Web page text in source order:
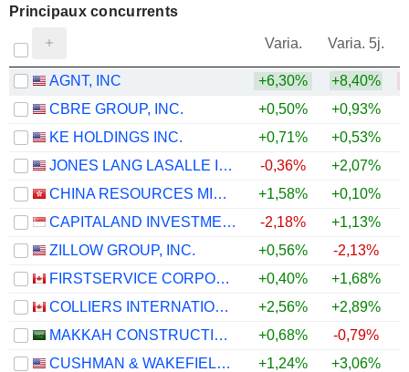
Principaux concurrents
Varia. Varia. 5j.
AGNT, INC
+6,30% +8,40%
CBRE GROUP, INC.
+0,50% +0,93%
KE HOLDINGS INC.
+0,71% +0,53%
JONES LANG LASALLE INCORPORATED
-0,36% +2,07%
CHINA RESOURCES MIXC LIFESTYLE SERVICES LIMITED
+1,58% +0,10%
CAPITALAND INVESTMENT LIMITED
-2,18% +1,13%
ZILLOW GROUP, INC.
+0,56% -2,13%
FIRSTSERVICE CORPORATION
+0,40% +1,68%
COLLIERS INTERNATIONAL GROUP INC.
+2,56% +2,89%
MAKKAH CONSTRUCTION AND DEVELOPMENT COMPANY
+0,68% -0,79%
CUSHMAN & WAKEFIELD LIMITED
+1,24% +3,06%